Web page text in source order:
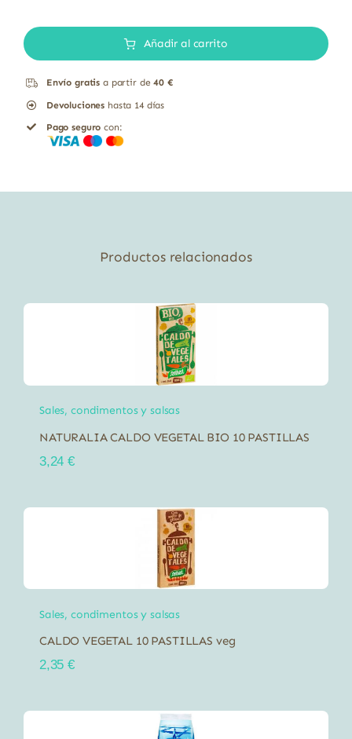
SOJA
Añadir al carrito
Envío gratis a partir de40 €
Devoluciones hasta 14 días
Pago seguro con:
Productos relacionados
Sales, condimentos y salsas
NATURALIA CALDO VEGETAL BIO 10 PASTILLAS
3,24€
Sales, condimentos y salsas
CALDO VEGETAL 10 PASTILLAS veg
2,35€